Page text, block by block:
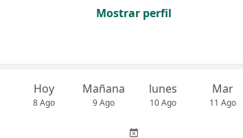
Mostrar perfil
Hoy
8 Ago
Mañana
9 Ago
lunes
10 Ago
Mar
11 Ago